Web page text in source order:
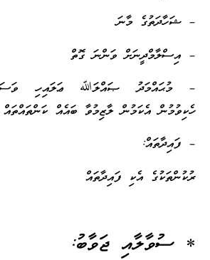
– ޝަހާދަތުގެ މާނަ
– އިސްލާމްދީނަށް ވަންނަ ގޮތް
– މުޙައްމަދު ޞައްލަﷲ ޢަލައިހި
ހެކިވުމުން އެކަމުން ލާޒިމުވާ ބައެއް ކަންތައްތައް
– ފައިދާތައް:
ރުކުންތަކުގެ އެކި ފައިދާތައް
* ސުވާލާއި ޖަވާބު: